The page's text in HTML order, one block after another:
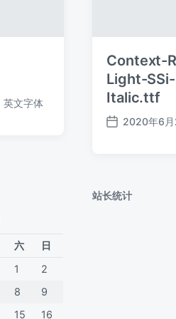
英文字体
Context-
Light-
Italic.ttf
发
2020年6月
六
日
1
2
8
9
15 16
站长统计